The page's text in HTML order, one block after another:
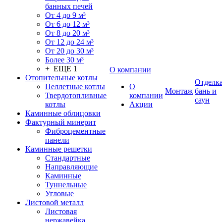
банных печей
От 4 до 9 м³
От 6 до 12 м³
От 8 до 20 м³
От 12 до 24 м³
От 20 до 30 м³
Более 30 м³
+ ЕЩЕ 1
Отопительные котлы
Пеллетные котлы
Твердотопливные
котлы
Каминные облицовки
Фактурный минерит
Фиброцементные
панели
Каминные решетки
Стандартные
Направляющие
Каминные
Туннельные
Угловые
Листовой металл
Листовая
нержавейка
О компании
О
компании
Акции
Монтаж бань и
саун